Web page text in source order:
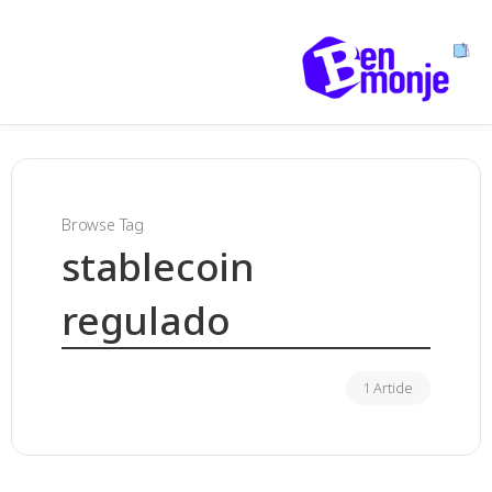
Browse Tag
stablecoin
regulado
1 Article